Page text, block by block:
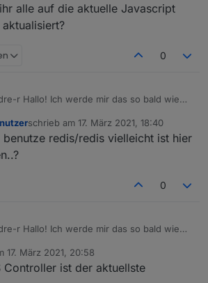
alle auf die aktuelle Javascript
0
r Hallo! Ich werde mir das so bald wie
noch funktioniert. Habt ihr alle auf die
Javascript Controller Version aktualisiert?
schrieb am 17. März 2021, 18:40
zuletzt editiert von
benutze redis/redis vielleicht ist hier
0
r Hallo! Ich werde mir das so bald wie
noch funktioniert. Habt ihr alle auf die
Javascript Controller Version aktualisiert?
17. März 2021, 20:58
von
Controller ist der aktuellste